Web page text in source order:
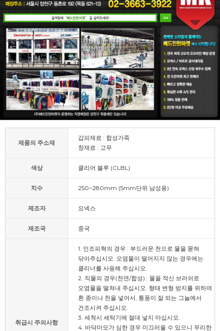
제품의 주소재
갑피재료 : 합성가죽
창재료 : 고무
색상 클리어 블루 (CLBL)
치수 250~280mm (5mm단위 남성용)
제조자 요넥스
제조국 중국
취급시 주의사항
1. 인조피혁의 경우 : 부드러운 천으로 물을 묻혀
닦아주십시오. 오염물이 떨어지지 않는 경우에는
클리너를 사용해 주십시오.
2. 직물의 경우(천연/합성) : 물을 적신 브러쉬로
오염물을 떨쳐내 주십시오. 형태 변형 방지를 위하여
흰 종이나 천을 넣어서, 통풍이 잘 되는 그늘에서
건조시켜 주십시오.
3. 세척시 세탁기에 절대 넣지 마십시오.
4. 바닥마모가 심한 경우 미끄러울 수 있으니 무리한